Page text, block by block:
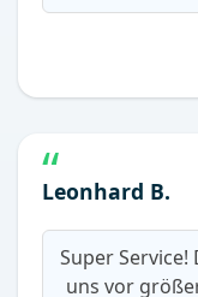
Leonhard B.
Super
uns vor